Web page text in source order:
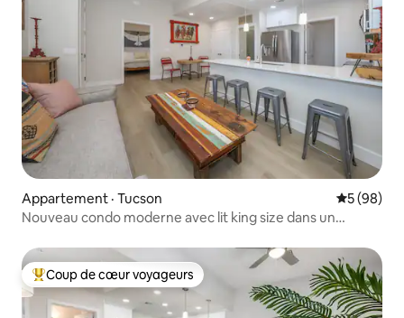
Appartement · Tucson Note
5 (98)
Nouveau condo moderne avec lit king size dans un
Coup de cœur voyageurs parmi les plus aimés
Coup de cœur voyageurs